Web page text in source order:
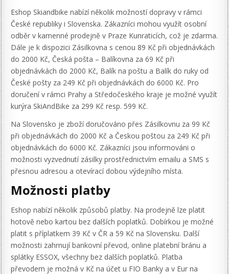
Eshop Skiandbike nabízí několik možností dopravy v rámci
České republiky i Slovenska. Zákazníci mohou využít osobní
odběr v kamenné prodejně v Praze Kunraticích, což je zdarma.
Dále je k dispozici Zásilkovna s cenou 89 Kč při objednávkách
do 2000 Kč, Česká pošta – Balíkovna za 69 Kč při
objednávkách do 2000 Kč, Balík na poštu a Balík do ruky od
České pošty za 249 Kč při objednávkách do 6000 Kč. Pro
doručení v rámci Prahy a Středočeského kraje je možné využít
kurýra SkiAndBike za 299 Kč resp. 599 Kč.
Na Slovensko je zboží doručováno přes Zásilkovnu za 99 Kč
při objednávkách do 2000 Kč a Českou poštou za 249 Kč při
objednávkách do 6000 Kč. Zákazníci jsou informováni o
možnosti vyzvednutí zásilky prostřednictvím emailu a SMS s
přesnou adresou a otevírací dobou výdejního místa.
Možnosti platby
Eshop nabízí několik způsobů platby. Na prodejně lze platit
hotově nebo kartou bez dalších poplatků. Dobírkou je možné
platit s příplatkem 39 Kč v ČR a 59 Kč na Slovensku. Další
možnosti zahrnují bankovní převod, online platební bránu a
splátky ESSOX, všechny bez dalších poplatků. Platba
převodem je možná v Kč na účet u FIO Banky a v Eur na